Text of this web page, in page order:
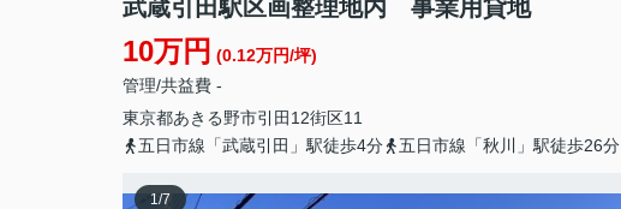
武蔵引田駅区画整理地内 事業用貸地
10万円 (0.12万円/坪)
管理/共益費 -
東京都あきる野市引田 12街区11
五日市線「武蔵引田」駅徒歩4分
五日市線「秋川」駅徒歩26分
1/7